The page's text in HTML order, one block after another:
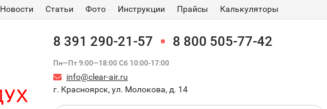
Новости Статьи Фото Инструкции Прайсы Калькуляторы
8 391 290-21-57 8 800 505-77-42
Пн—Пт 9:00—18:00 Сб 10:00-17:00
info@clear-air.ru
г. Красноярск, ул. Молокова, д. 14